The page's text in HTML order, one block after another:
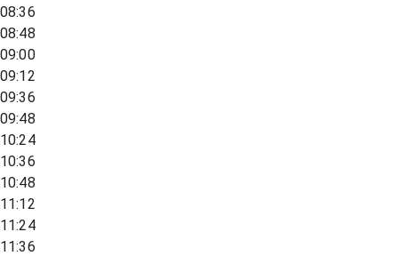
08:36
08:48
09:00
09:12
09:36
09:48
10:24
10:36
10:48
11:12
11:24
11:36